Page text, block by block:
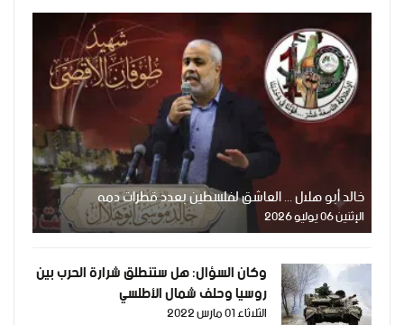
خالد أبو هلال ... العاشق لفلسطين بعدد قطرات دمه
الإثنين 06 يوليو 2026
وكان السؤال: هل ستنطلق شرارة الحرب بين
روسيا وحلف شمال الأطلسي
الثلاثاء 01 مارس 2022